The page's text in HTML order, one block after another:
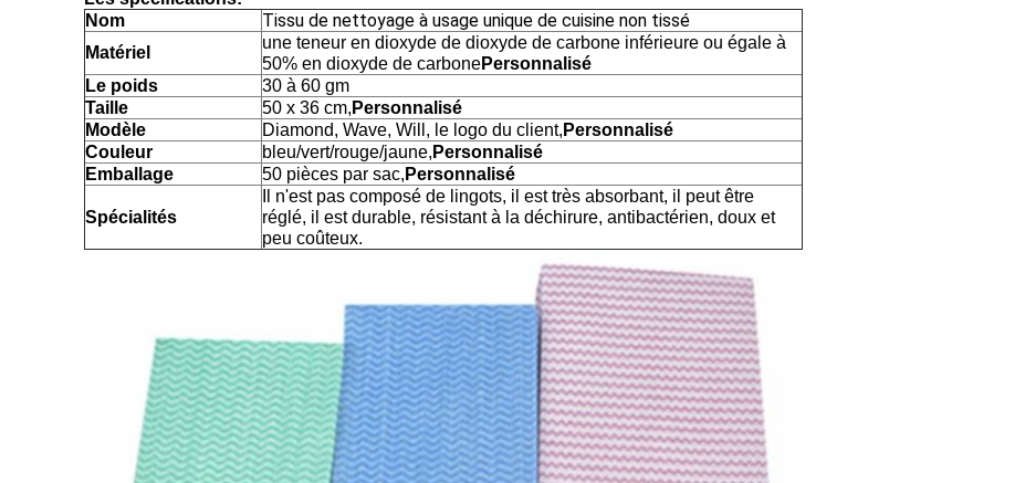
Nom
Tissu de nettoyage à usage unique de cuisine non tissé
Matériel
une teneur en dioxyde de dioxyde de carbone inférieure ou égale à
50% en dioxyde de carbonePersonnalisé
Le poids
30 à 60 gm
Taille
50 x 36 cm, Personnalisé
Modèle
Diamond, Wave, Will, le logo du client, Personnalisé
Couleur
bleu/vert/rouge/jaune, Personnalisé
Emballage
50 pièces par sac, Personnalisé
Spécialités
Il n'est pas composé de lingots, il est très absorbant, il peut être
réglé, il est durable, résistant à la déchirure, antibactérien, doux et
peu coûteux.